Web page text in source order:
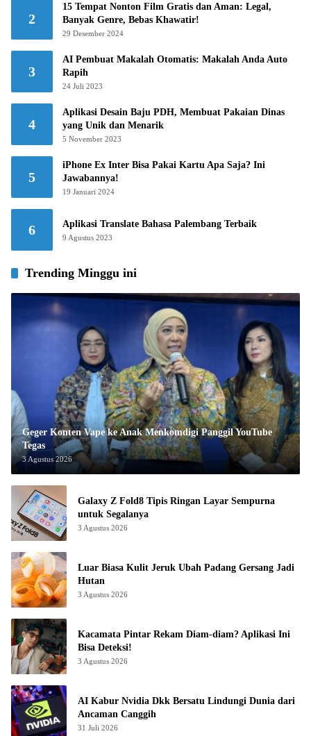
2
15 Tempat Nonton Film Gratis dan Aman: Legal,
Banyak Genre, Bebas Khawatir!
29 Desember 2024
3
AI Pembuat Makalah Otomatis: Makalah Anda Auto
Rapih
24 Juli 2023
4
Aplikasi Desain Baju PDH, Membuat Pakaian Dinas
yang Unik dan Menarik
5 November 2023
5
iPhone Ex Inter Bisa Pakai Kartu Apa Saja? Ini
Jawabannya!
19 Januari 2024
6 Aplikasi Translate Bahasa Palembang Terbaik
9 Agustus 2023
Trending Minggu ini
Geger Konten Vape ke Anak Menkomdigi Panggil YouTube
Tegas
3 Agustus 2026
Galaxy Z Fold8 Tipis Ringan Layar Sempurna
untuk Segalanya
3 Agustus 2026
Luar Biasa Kulit Jeruk Ubah Padang Gersang Jadi
Hutan
3 Agustus 2026
Kacamata Pintar Rekam Diam-diam? Aplikasi Ini
Bisa Deteksi!
3 Agustus 2026
AI Kabur Nvidia Dkk Bersatu Lindungi Dunia dari
Ancaman Canggih
31 Juli 2026